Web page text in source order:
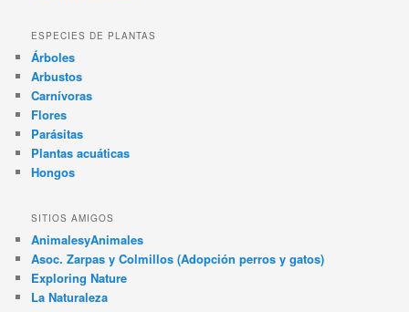
ESPECIES DE PLANTAS
Árboles
Arbustos
Carnívoras
Flores
Parásitas
Plantas acuáticas
Hongos
SITIOS AMIGOS
AnimalesyAnimales
Asoc. Zarpas y Colmillos (Adopción perros y gatos)
Exploring Nature
La Naturaleza